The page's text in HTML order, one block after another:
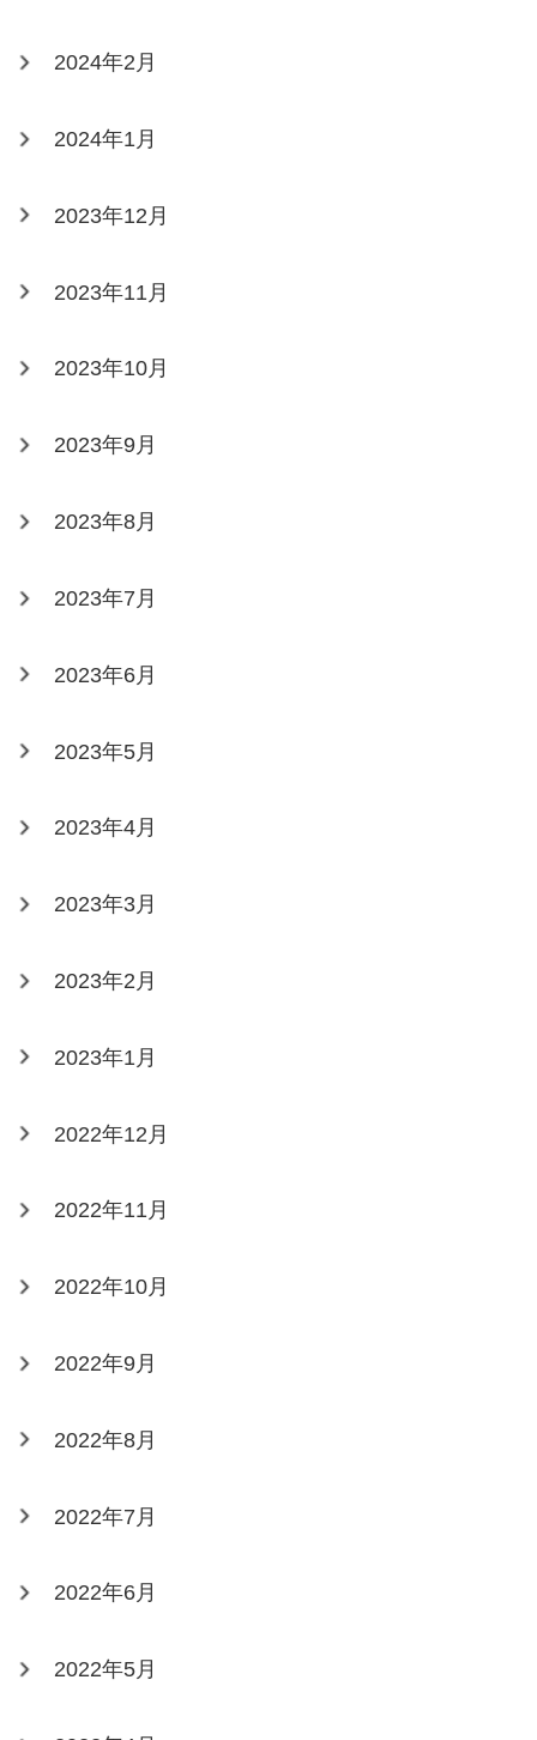
2024年2月
2024年1月
2023年12月
2023年11月
2023年10月
2023年9月
2023年8月
2023年7月
2023年6月
2023年5月
2023年4月
2023年3月
2023年2月
2023年1月
2022年12月
2022年11月
2022年10月
2022年9月
2022年8月
2022年7月
2022年6月
2022年5月